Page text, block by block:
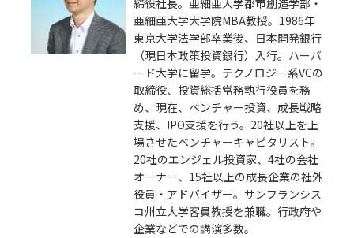
締役社長。亜細亜大学都市創造学部・
亜細亜大学大学院MBA教授。1986年
東京大学法学部卒業後、日本開発銀行
（現日本政策投資銀行）入行。ハーバ
ード大学に留学。テクノロジー系VCの
取締役、投資総括常務執行役員を務
め、現在、ベンチャー投資、成長戦略
支援、IPO支援を行う。20社以上を上
場させたベンチャーキャピタリスト。
20社のエンジェル投資家、4社の会社
オーナー、15社以上の成長企業の社外
役員・アドバイザー。サンフランシス
コ州立大学客員教授を兼職。行政府や
企業などでの講演多数。